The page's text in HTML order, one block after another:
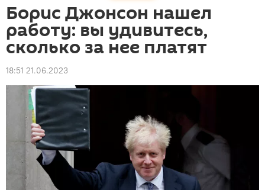
Борис Джонсон нашел
работу: вы удивитесь,
сколько за нее платят
18:51 21.06.2023